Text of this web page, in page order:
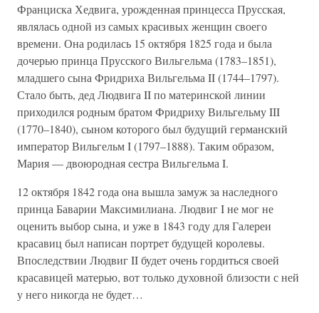
Франциска Хедвига, урожденная принцесса Прусская,
являлась одной из самых красивых женщин своего
времени. Она родилась 15 октября 1825 года и была
дочерью принца Прусского Вильгельма (1783–1851),
младшего сына Фридриха Вильгельма II (1744–1797).
Стало быть, дед Людвига II по материнской линии
приходился родным братом Фридриху Вильгельму III
(1770–1840), сыном которого был будущий германский
император Вильгельм I (1797–1888). Таким образом,
Мария — двоюродная сестра Вильгельма I.
12 октября 1842 года она вышла замуж за наследного
принца Баварии Максимилиана. Людвиг I не мог не
оценить выбор сына, и уже в 1843 году для Галереи
красавиц был написан портрет будущей королевы.
Впоследствии Людвиг II будет очень гордиться своей
красавицей матерью, вот только духовной близости с ней
у него никогда не будет…